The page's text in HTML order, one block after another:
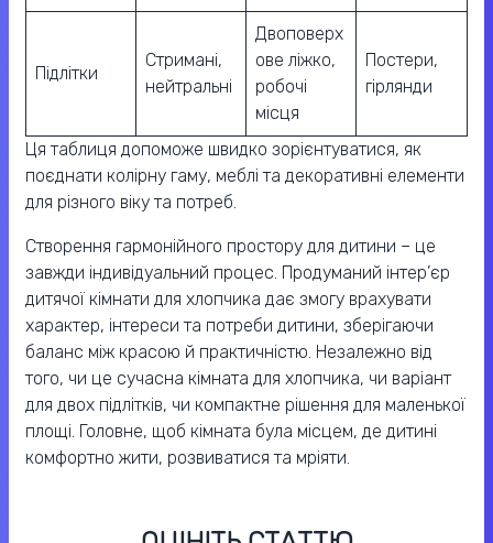
Підлітки
Стримані,
нейтральні
Двоповерх
ове ліжко,
робочі
місця
Постери,
гірлянди
Ця таблиця допоможе швидко зорієнтуватися, як
поєднати колірну гаму, меблі та декоративні елементи
для різного віку та потреб.
Створення гармонійного простору для дитини – це
завжди індивідуальний процес. Продуманий інтер’єр
дитячої кімнати для хлопчика дає змогу врахувати
характер, інтереси та потреби дитини, зберігаючи
баланс між красою й практичністю. Незалежно від
того, чи це сучасна кімната для хлопчика, чи варіант
для двох підлітків, чи компактне рішення для маленької
площі. Головне, щоб кімната була місцем, де дитині
комфортно жити, розвиватися та мріяти.